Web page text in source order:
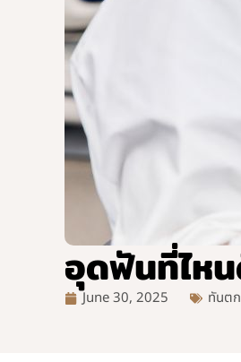
อุดฟันที่ไห
June 30, 2025 ทันต